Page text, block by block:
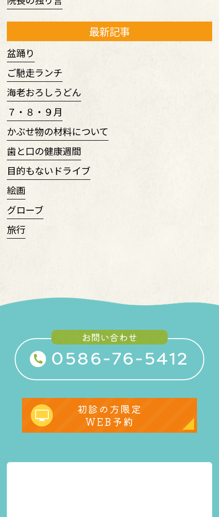
最新記事
盆踊り
ご馳走ランチ
海老おろしうどん
７・８・９月
かぶせ物の材料について
歯と口の健康週間
目的もないドライブ
絵画
グローブ
旅行
お問い合わせ
0586-76-5412
初診の方限定
WEB予約